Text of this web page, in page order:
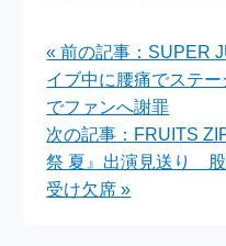
« 前の記事：SUPER
イブ中に腰痛でステ
でファンへ謝罪
次の記事：FRUITS
祭 夏』出演見送り 股
受け欠席 »